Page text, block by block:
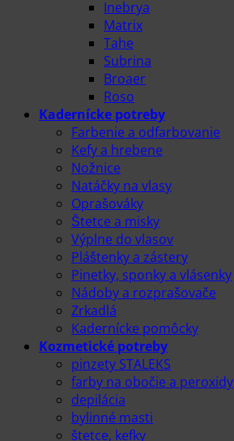
Inebrya
Matrix
Tahe
Subrina
Broaer
Roso
Kadernícke potreby
Farbenie a odfarbovanie
Kefy a hrebene
Nožnice
Natáčky na vlasy
Oprašováky
Štetce a misky
Výplne do vlasov
Pláštenky a zástery
Pinetky, sponky a vlásenky
Nádoby a rozprašovače
Zrkadlá
Kadernícke pomôcky
Kozmetické potreby
pinzety STALEKS
farby na obočie a peroxidy
depilácia
bylinné masti
štetce, kefky